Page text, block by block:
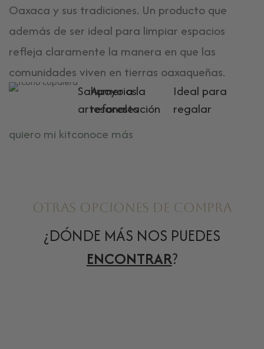
Oaxaca y sus tradiciones. Un producto que
además de ser ideal para limpiar espacios
refleja claramente la manera en que las
comunidades viven en tierras oaxaqueñas.
Sahumerios
artesanales
Apoyo a la
reforestación
Ideal para
regalar
quiero mi kitconoce más
Otras opciones de compra
¿DÓNDE MÁS NOS PUEDES
ENCONTRAR?